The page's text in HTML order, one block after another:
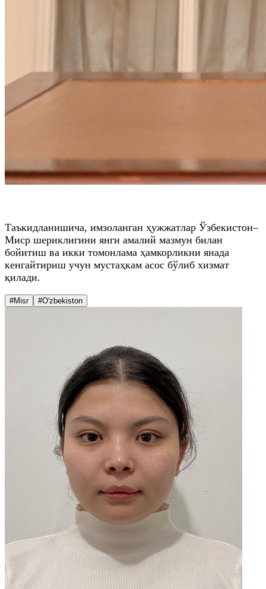
Таъкидланишича, имзоланган ҳужжатлар Ўзбекистон–
Миср шериклигини янги амалий мазмун билан
бойитиш ва икки томонлама ҳамкорликни янада
кенгайтириш учун мустаҳкам асос бўлиб хизмат
қилади.
#Misr #O'zbekiston